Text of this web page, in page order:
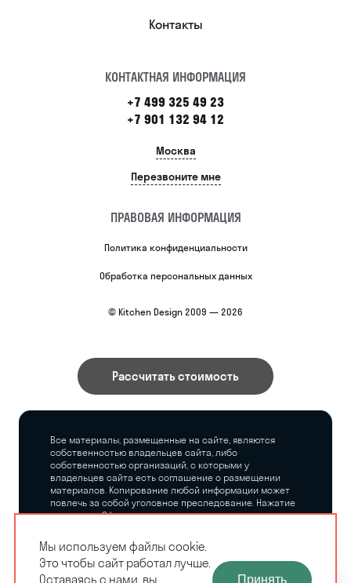
Контакты
КОНТАКТНАЯ ИНФОРМАЦИЯ
+7 499 325 49 23
+7 901 132 94 12
Москва
Перезвоните мне
ПРАВОВАЯ ИНФОРМАЦИЯ
Политика конфиденциальности
Обработка персональных данных
© Kitchen Design 2009 — 2026
Рассчитать стоимость
Все материалы, размещенные на сайте, являются
собственностью владельцев сайта, либо
собственностью организаций, с которыми у
владельцев сайта есть соглашение о размещении
материалов. Копирование любой информации может
повлечь за собой уголовное преследование. Нажатие
на кнопку «Оформить заказ», а также последующее
владельцев сайта никаких обязательств.
ЗАМЕРЩИК-
Мы используем файлы cookie.
Это чтобы сайт работал лучше.
Оставаясь с нами, вы
Принять